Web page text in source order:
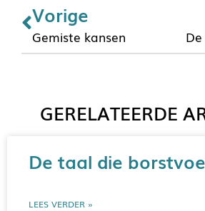
Vorige
Gemiste kansen
GERELATEERDE
De taal die
LEES VERDER »